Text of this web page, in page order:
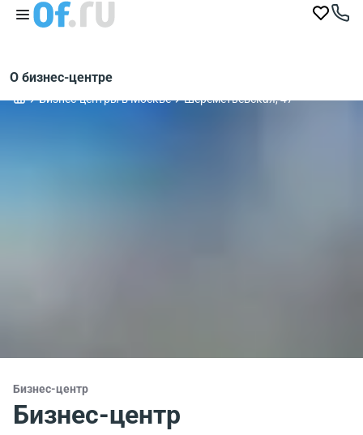
О бизнес-центре
Бизнес-центры в Москве Шереметьевская, 47
Бизнес-центр
Бизнес-центр